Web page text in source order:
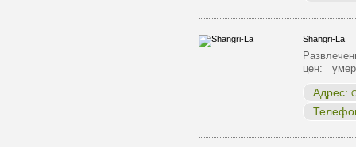
Shangri-La
цен:
Адрес: